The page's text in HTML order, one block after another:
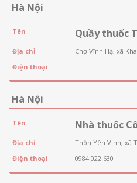
Hà Nội
Tên Quầy thuốc
Địa chỉ
Chợ Vĩnh Hạ, xã
Điện thoại
Hà Nội
Tên Nhà thuốc
Địa chỉ
Thôn Yên Vinh, xã
Điện thoại
0984 022 630